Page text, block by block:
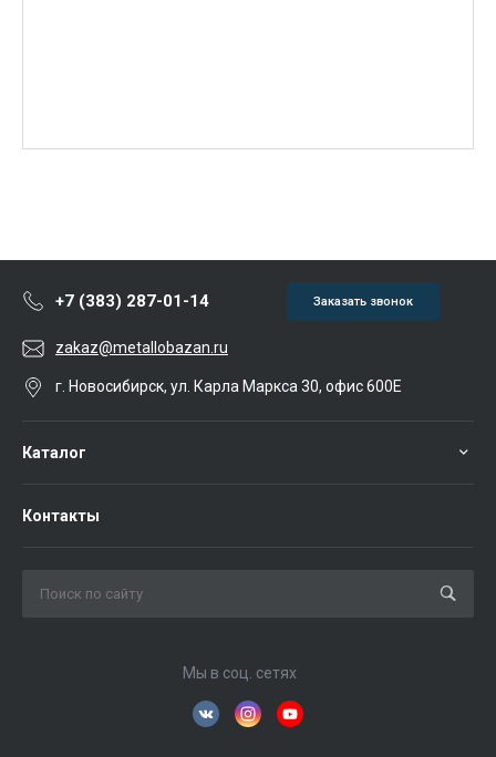
+7 (383) 287-01-14 Заказать звонок
zakaz@metallobazan.ru
г. Новосибирск, ул. Карла Маркса 30, офис 600Е
Каталог
Контакты
Мы в соц. сетях